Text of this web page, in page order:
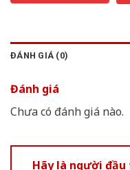
ĐÁNH GIÁ (0)
Đánh giá
Chưa có đánh giá nào.
Hãy là người đầu